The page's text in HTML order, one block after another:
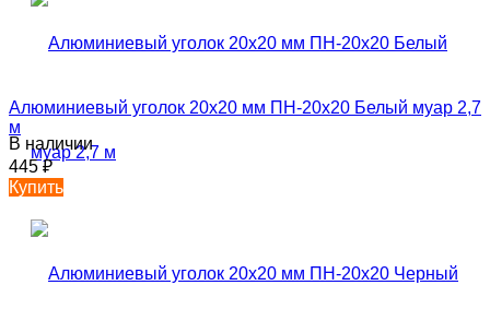
Алюминиевый уголок 20х20 мм ПН-20х20 Белый муар 2,7
м
В наличии
445₽
Купить